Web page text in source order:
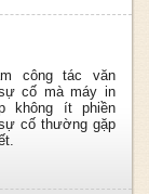
công tác văn
cố mà máy in
không ít phiền
cố thường gặp